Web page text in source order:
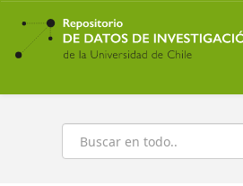
Ir
contenido
principal
Buscar